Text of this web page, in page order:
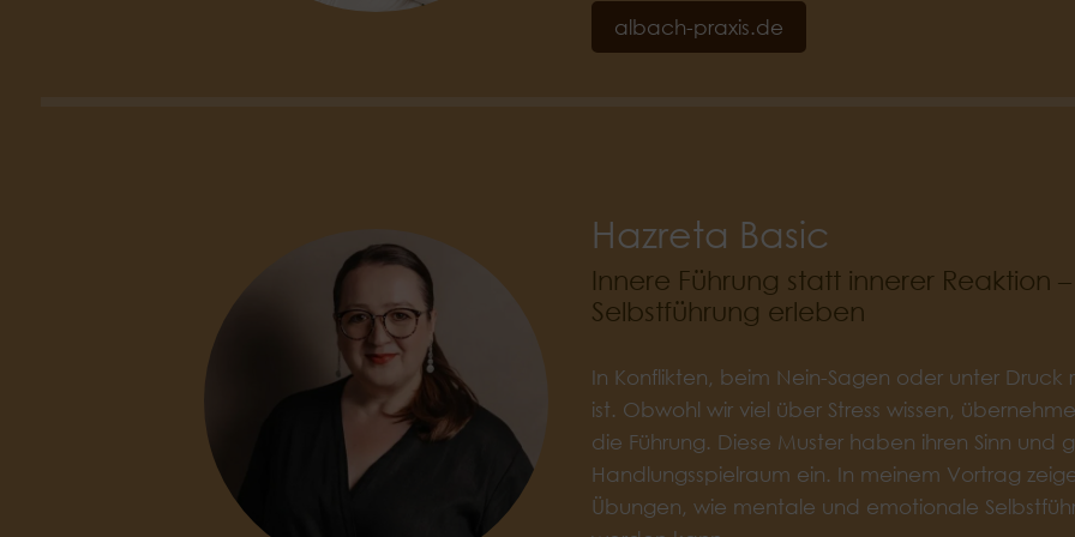
albach-praxis.de
Hazreta Basic
Innere Führung statt innerer Reaktion
Selbstführung erleben
In Konflikten, beim Nein-Sagen oder unter Druck
ist. Obwohl wir viel über Stress wissen,
die Führung. Diese Muster haben ihren Sinn und
Handlungsspielraum ein. In meinem Vortrag
Übungen, wie mentale und emotionale